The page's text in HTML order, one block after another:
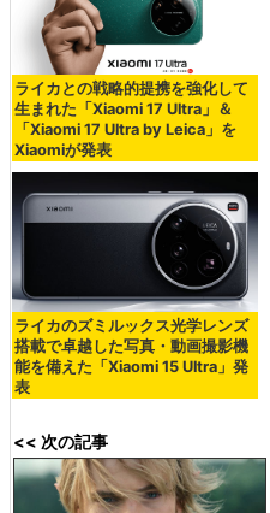
ライカとの戦略的提携を強化して
生まれた「Xiaomi 17 Ultra」＆
「Xiaomi 17 Ultra by Leica」を
Xiaomiが発表
ライカのズミルックス光学レンズ
搭載で卓越した写真・動画撮影機
能を備えた「Xiaomi 15 Ultra」発
表
<< 次の記事